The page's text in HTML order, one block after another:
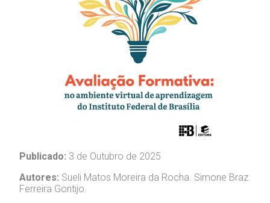
Publicado: 3 de Outubro de 2025
Autores: Sueli Matos Moreira da Rocha. Simone Braz
Ferreira Gontijo.